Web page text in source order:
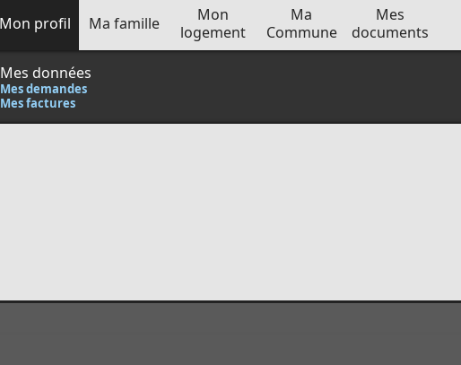
Mon profil Ma famille
Mon
logement
Ma
Commune
Mes
documents
Mes données
Mes demandes
Mes factures